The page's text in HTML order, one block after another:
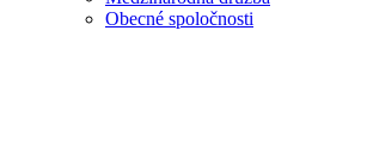
Obecné spoločnosti